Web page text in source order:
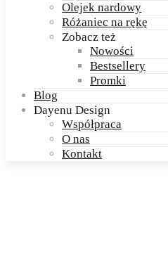
Olejek nardowy
Różaniec na rękę
Zobacz też
Nowości
Bestsellery
Promki
Blog
Dayenu Design
Współpraca
O nas
Kontakt